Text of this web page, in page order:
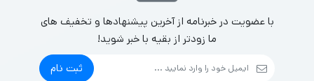
با عضویت در خبرنامه از آخرین پیشنهادها و تخفیف های
ما زودتر از بقیه با خبر شوید!
ثبت نام